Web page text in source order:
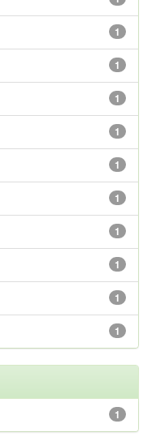
1
1
1
1
1
1
1
1
1
1
1